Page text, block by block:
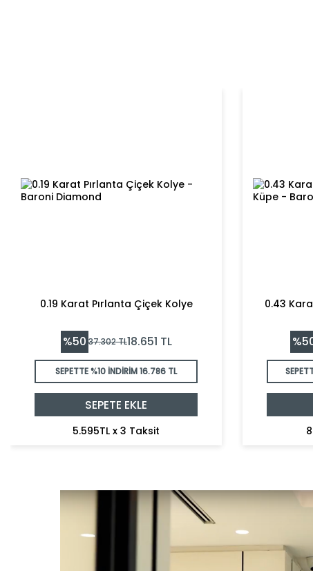
0.19 Karat Pırlanta Çiçek Kolye
%50 37.302TL18.651 TL
SEPETTE %10 İNDİRİM16.786 TL
SEPETE EKLE
5.595TL x 3 Taksit
0.43
%